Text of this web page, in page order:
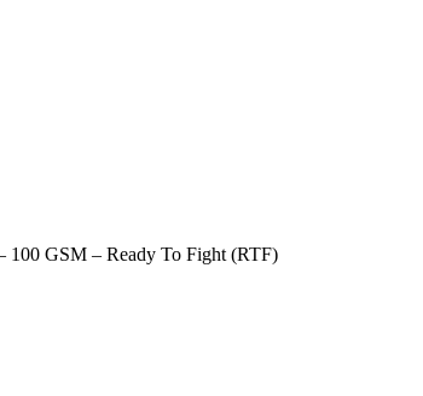
100 GSM – Ready To Fight (RTF)